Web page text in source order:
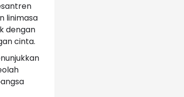
linimasa
dengan
cinta.